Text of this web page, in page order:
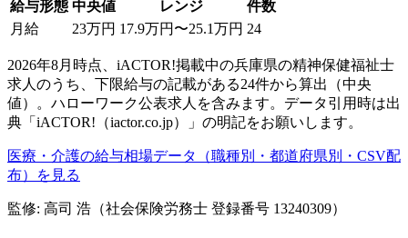
給与形態 中央値 レンジ
件数
月給
23万円 17.9万円〜25.1万円 24
2026年8月時点、iACTOR!掲載中の兵庫県の精神保健福祉士
求人のうち、下限給与の記載がある24件から算出（中央
値）。ハローワーク公表求人を含みます。データ引用時は出
典「iACTOR!（iactor.co.jp）」の明記をお願いします。
医療・介護の給与相場データ（職種別・都道府県別・CSV配
布）を見る
監修: 高司 浩（社会保険労務士 登録番号 13240309）